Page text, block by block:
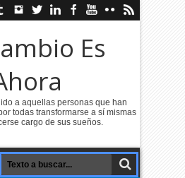
Es
a aquellas personas que han
todas transformarse a sí mismas
cargo de sus sueños.